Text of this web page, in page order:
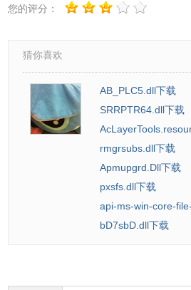
您的评分：
猜你喜欢
AB_PLC5.dll下载
SRRPTR64.dll下载
rmgrsubs.dll下载
Apmupgrd.Dll下载
pxsfs.dll下载
api-ms-win-core-file-
bD7sbD.dll下载